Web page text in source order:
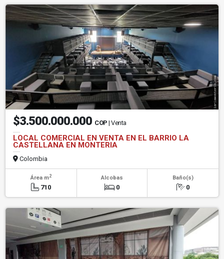
$3.500.000.000 COP | Venta
LOCAL COMERCIAL EN VENTA EN EL BARRIO LA
CASTELLANA EN MONTERIA
Colombia
Área m2
710
Alcobas
0
Baño(s)
0